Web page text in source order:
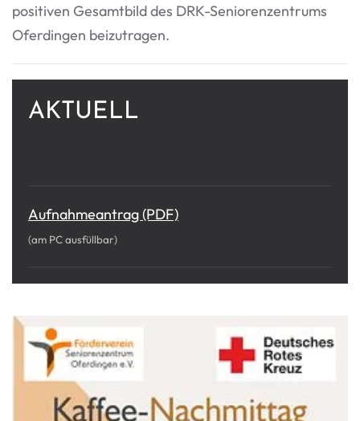
positiven Gesamtbild des DRK-Seniorenzentrums
Oferdingen beizutragen.
AKTUELL
Aufnahmeantrag (PDF)
(am PC ausfüllbar)